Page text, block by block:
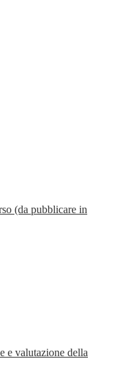
(da pubblicare in
e valutazione della